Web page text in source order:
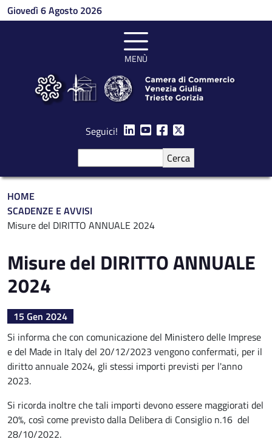
Salta al contenuto principale
Giovedì 6 Agosto 2026
MENÙ
Seguici!
Briciole di pane
HOME
SCADENZE E AVVISI
Misure del DIRITTO ANNUALE 2024
Misure del DIRITTO ANNUALE
2024
15 Gen 2024
Si informa che con comunicazione del Ministero delle Imprese
e del Made in Italy del 20/12/2023 vengono confermati, per il
diritto annuale 2024, gli stessi importi previsti per l'anno
2023.
Si ricorda inoltre che tali importi devono essere maggiorati del
20%, così come previsto dalla Delibera di Consiglio n.16 del
28/10/2022.